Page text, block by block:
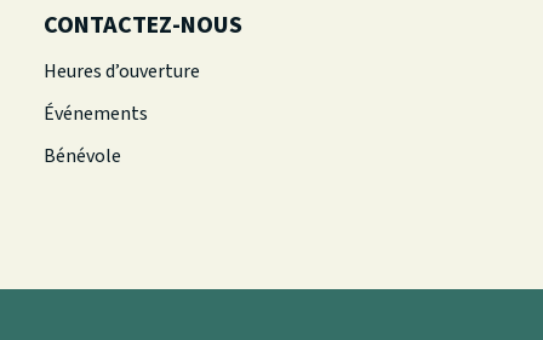
CONTACTEZ-NOUS
Heures d’ouverture
Événements
Bénévole